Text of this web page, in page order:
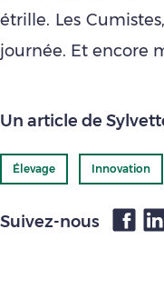
étrille. Les
journée. Et encore
Un article de
Élevage Innovation
Suivez-nous